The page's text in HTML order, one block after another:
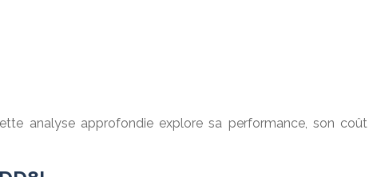
analyse approfondie explore sa performance, son coût